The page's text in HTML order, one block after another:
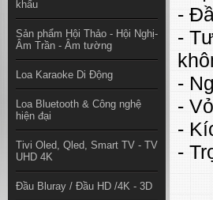
khấu
Sản phẩm Hội Thảo - Hội Nghị-
Âm Trần - Âm tường
Loa Karaoke Di Động
Loa Bluetooth & Công nghệ
hiện đại
Tivi Oled, Qled, Smart TV - TV
UHD 4K
Đầu Bluray / Đầu HD /4K - 3D
-
-
-
-
-
-